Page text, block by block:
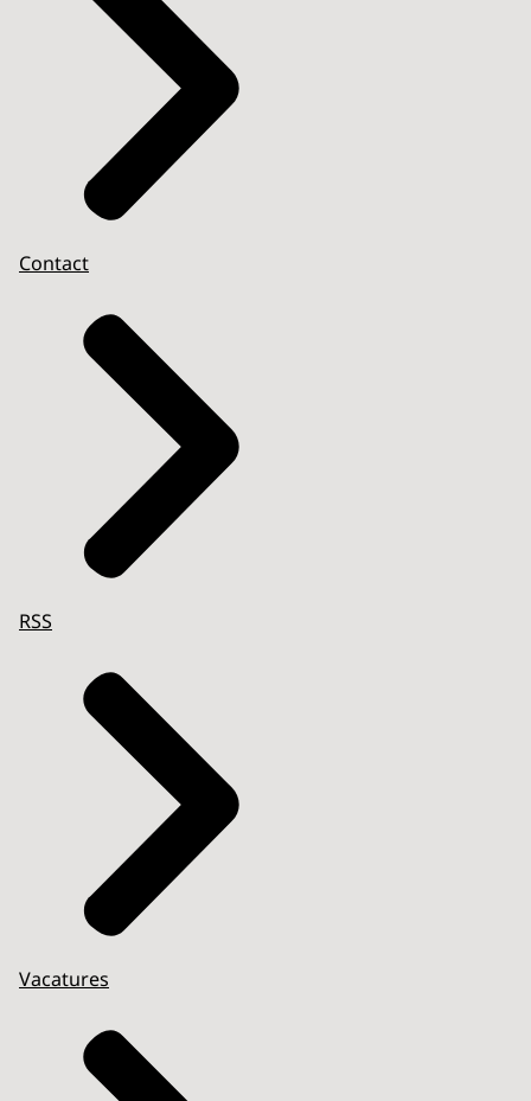
Contact
RSS
Vacatures